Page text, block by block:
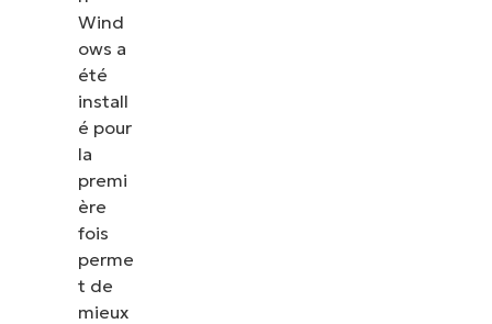
Wind
ows a
été
install
é pour
la
premi
ère
fois
perme
t de
mieux